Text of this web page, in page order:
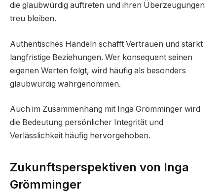
die glaubwürdig auftreten und ihren Überzeugungen
treu bleiben.
Authentisches Handeln schafft Vertrauen und stärkt
langfristige Beziehungen. Wer konsequent seinen
eigenen Werten folgt, wird häufig als besonders
glaubwürdig wahrgenommen.
Auch im Zusammenhang mit Inga Grömminger wird
die Bedeutung persönlicher Integrität und
Verlässlichkeit häufig hervorgehoben.
Zukunftsperspektiven von Inga
Grömminger